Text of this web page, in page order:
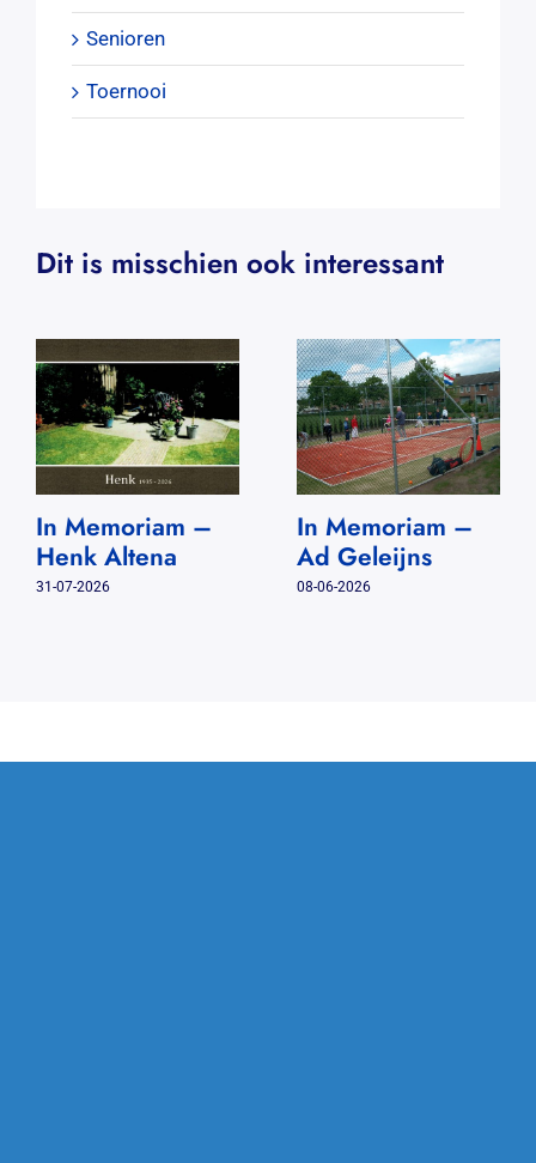
Senioren
Toernooi
Dit is misschien ook interessant
In Memoriam –
Henk Altena
31-07-2026
In Memoriam –
Ad Geleijns
08-06-2026